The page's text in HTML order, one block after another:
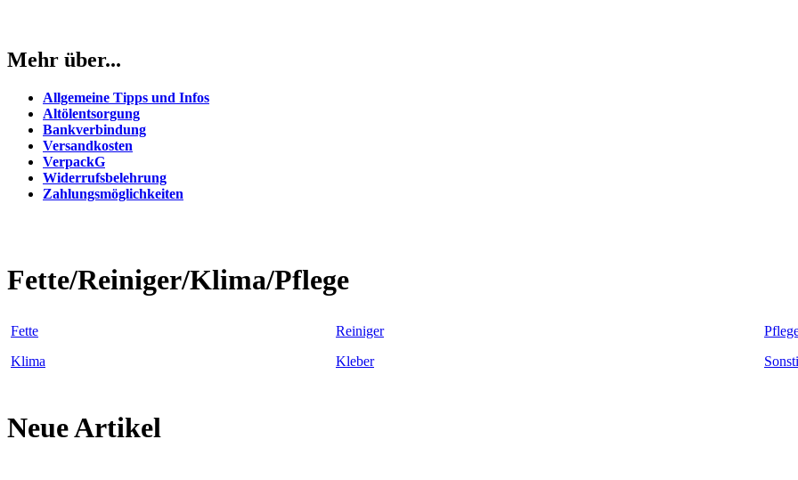
Mehr über...
Allgemeine Tipps und Infos
Altölentsorgung
Bankverbindung
Versandkosten
VerpackG
Widerrufsbelehrung
Zahlungsmöglichkeiten
Fette/Reiniger/Klima/Pflege
Fette Reiniger
Klima
Kleber
Neue Artikel